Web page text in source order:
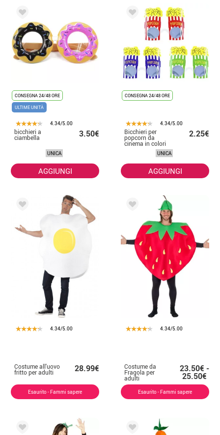
CONSEGNA 24/48 ORE
ULTIME UNITÀ
4.34/5.00
bicchieri a
ciambella 3.50€
UNICA
AGGIUNGI
CONSEGNA 24/48 ORE
4.34/5.00
Bicchieri per
popcorn da
cinema in colori
2.25€
UNICA
AGGIUNGI
4.34/5.00
Costume all'uovo
fritto per adulti 28.99€
Esaurito - Fammi sapere
4.34/5.00
Costume da
Fragola per
adulti
23.50€ -
25.50€
Esaurito - Fammi sapere